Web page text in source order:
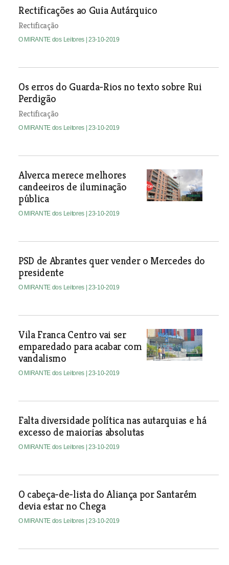
Rectificações ao Guia Autárquico
Rectificação
O MIRANTE dos Leitores | 23-10-2019
Os erros do Guarda-Rios no texto sobre Rui
Perdigão
Rectificação
O MIRANTE dos Leitores | 23-10-2019
Alverca merece melhores
candeeiros de iluminação
pública
O MIRANTE dos Leitores | 23-10-2019
PSD de Abrantes quer vender o Mercedes do
presidente
O MIRANTE dos Leitores | 23-10-2019
Vila Franca Centro vai ser
emparedado para acabar com
vandalismo
O MIRANTE dos Leitores | 23-10-2019
Falta diversidade política nas autarquias e há
excesso de maiorias absolutas
O MIRANTE dos Leitores | 23-10-2019
O cabeça-de-lista do Aliança por Santarém
devia estar no Chega
O MIRANTE dos Leitores | 23-10-2019